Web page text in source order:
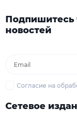
Подпишитесь
новостей
Согласие на
Сетевое